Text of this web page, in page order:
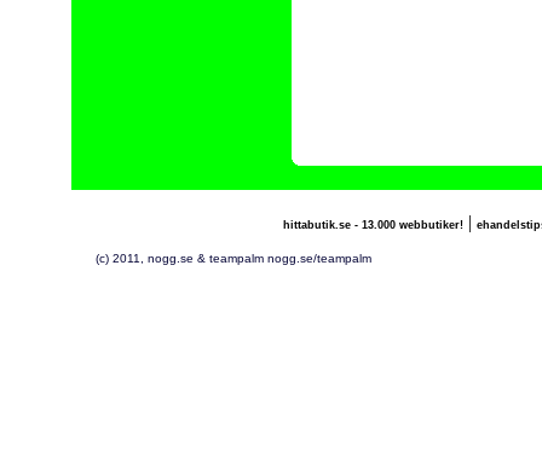
hittabutik.se - 13.000 webbutiker!|
(c) 2011, nogg.se & teampalm nogg.se/teampalm